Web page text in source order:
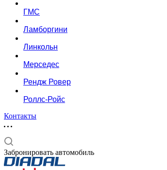
ГМС
Ламборгини
Линкольн
Мерседес
Рендж Ровер
Роллс-Ройс
Контакты
Забронировать автомобиль